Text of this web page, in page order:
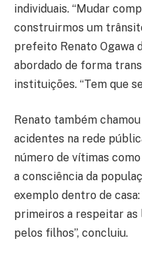
individuais. “Mudar
construirmos um trânsito
prefeito Renato Ogawa
abordado de forma
instituições. “Tem que
Renato também
acidentes na rede
número de vítimas
a consciência da
exemplo dentro de casa:
primeiros a respeitar as
pelos filhos”, concluiu.